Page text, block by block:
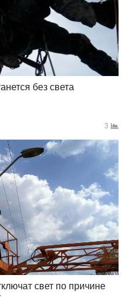
без света
3
свет по причине